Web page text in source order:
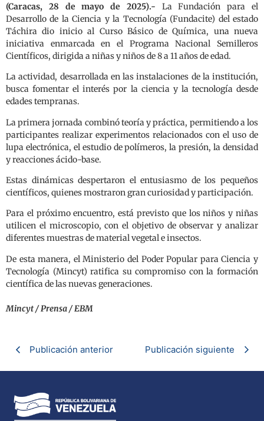
(Caracas, 28 de mayo de 2025).- La Fundación para el
Desarrollo de la Ciencia y la Tecnología (Fundacite) del estado
Táchira dio inicio al Curso Básico de Química, una nueva
iniciativa enmarcada en el Programa Nacional Semilleros
Científicos, dirigida a niñas y niños de 8 a 11 años de edad.
La actividad, desarrollada en las instalaciones de la institución,
busca fomentar el interés por la ciencia y la tecnología desde
edades tempranas.
La primera jornada combinó teoría y práctica, permitiendo a los
participantes realizar experimentos relacionados con el uso de
lupa electrónica, el estudio de polímeros, la presión, la densidad
y reacciones ácido-base.
Estas dinámicas despertaron el entusiasmo de los pequeños
científicos, quienes mostraron gran curiosidad y participación.
Para el próximo encuentro, está previsto que los niños y niñas
utilicen el microscopio, con el objetivo de observar y analizar
diferentes muestras de material vegetal e insectos.
De esta manera, el Ministerio del Poder Popular para Ciencia y
Tecnología (Mincyt) ratifica su compromiso con la formación
científica de las nuevas generaciones.
Mincyt / Prensa / EBM
Publicación anterior Publicación siguiente